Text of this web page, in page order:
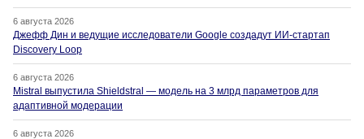
6 августа 2026
Джефф Дин и ведущие исследователи Google создадут ИИ-стартап
Discovery Loop
6 августа 2026
Mistral выпустила Shieldstral — модель на 3 млрд параметров для
адаптивной модерации
6 августа 2026